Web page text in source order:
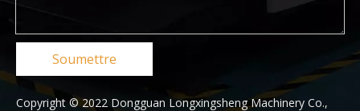
Soumettre
Copyright © 2022 Dongguan Longxingsheng Machinery Co.,